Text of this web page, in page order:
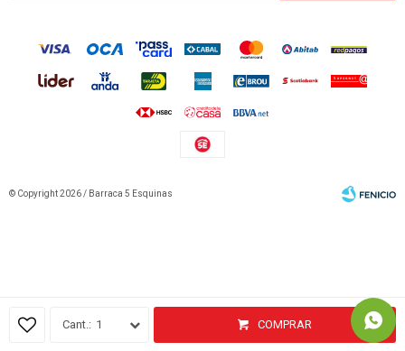
1 COMPRAR
© Copyright 2026 / Barraca 5 Esquinas
Fenicio